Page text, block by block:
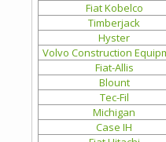
Fiat Kobelco
Timberjack
Hyster
Volvo Construction
Fiat-Allis
Blount
Tec-Fil
Michigan
Case IH